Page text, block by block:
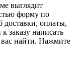
выглядит
форму по
доставки, оплаты,
заказу написать
найти. Нажмите